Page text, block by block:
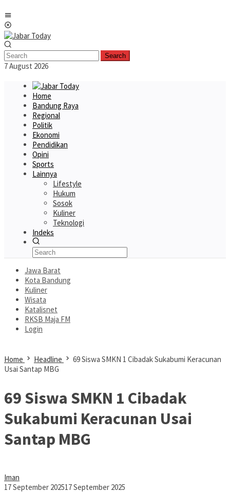
to
content
Search
7 August 2026
Home
Bandung Raya
Regional
Politik
Ekonomi
Pendidikan
Opini
Sports
Lainnya
Lifestyle
Hukum
Sosok
Kuliner
Teknologi
Indeks
Jawa Barat
Kota Bandung
Kuliner
Wisata
Katalisnet
RKSB Maja FM
Login
Home Headline
69 Siswa SMKN 1 Cibadak Sukabumi Keracunan
Usai Santap MBG
69 Siswa SMKN 1 Cibadak
Sukabumi Keracunan Usai
Santap MBG
Iman
17 September 202517 September 2025